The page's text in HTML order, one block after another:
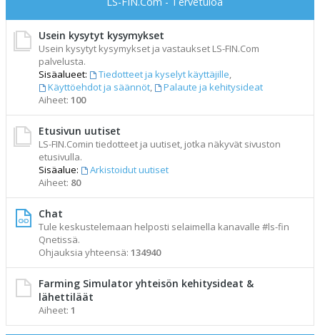
Usein kysytyt kysymykset
Usein kysytyt kysymykset ja vastaukset LS-FIN.Com
palvelusta.
Sisäalueet:
Tiedotteet ja kyselyt käyttäjille,
Käyttöehdot ja säännöt,
Palaute ja kehitysideat
Aiheet: 100
Etusivun uutiset
LS-FIN.Comin tiedotteet ja uutiset, jotka näkyvät sivuston
etusivulla.
Sisäalue:
Arkistoidut uutiset
Aiheet: 80
Chat
Tule keskustelemaan helposti selaimella kanavalle #ls-fin
Qnetissä.
Ohjauksia yhteensä: 134940
Farming Simulator yhteisön kehitysideat &
lähettiläät
Aiheet: 1